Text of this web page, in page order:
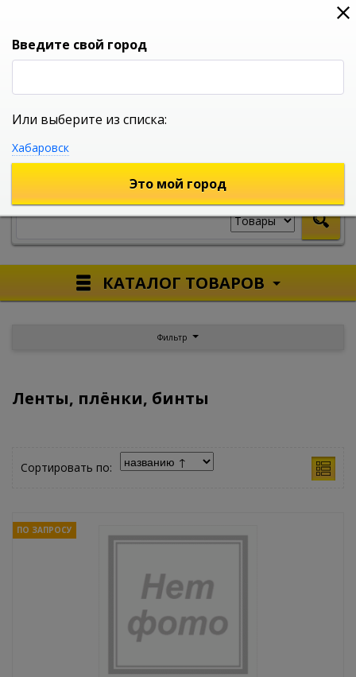
0
УНИВЕРСАЛЬНЫЙ ИНТЕРНЕТ МАГАЗИН
КАТАЛОГ ТОВАРОВ
Фильтр
Ленты, плёнки, бинты
Сортировать по:
ПО ЗАПРОСУ
Введите свой город
Или выберите из списка:
Хабаровск
Это мой город